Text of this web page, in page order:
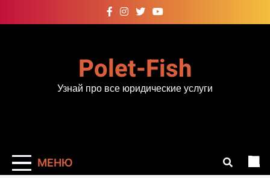
к
Polet-Fish
Узнай про все юридические услуги
МЕНЮ